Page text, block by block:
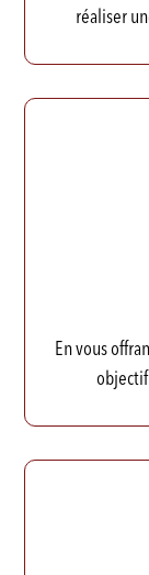
réaliser
En vous